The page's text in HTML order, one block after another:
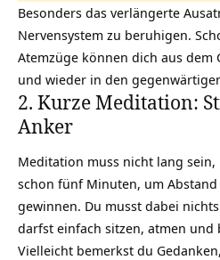
Besonders das verlängerte
Nervensystem zu beruhigen.
Atemzüge können dich aus dem
und wieder in den
2. Kurze Meditation:
Anker
Meditation muss nicht lang
schon fünf Minuten, um
gewinnen. Du musst dabei
darfst einfach sitzen, atmen und
Vielleicht bemerkst du